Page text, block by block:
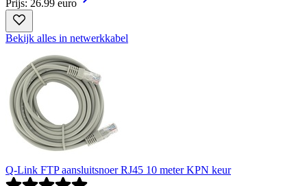
Prijs: 26.99 euro
Bekijk alles in netwerkkabel
Q-Link FTP aansluitsnoer RJ45 10 meter KPN keur